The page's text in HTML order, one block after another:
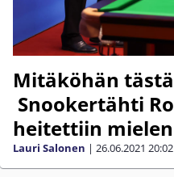
Mitäköhän
Snookertähti
heitettiin
Lauri Salonen | 26.06.2021 20:02